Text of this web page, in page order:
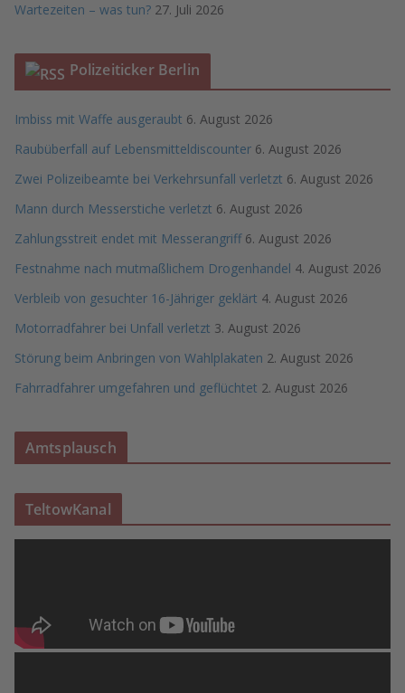
Wartezeiten – was tun? 27. Juli 2026
Polizeiticker Berlin
Imbiss mit Waffe ausgeraubt 6. August 2026
Raubüberfall auf Lebensmitteldiscounter 6. August 2026
Zwei Polizeibeamte bei Verkehrsunfall verletzt 6. August 2026
Mann durch Messerstiche verletzt 6. August 2026
Zahlungsstreit endet mit Messerangriff 6. August 2026
Festnahme nach mutmaßlichem Drogenhandel 4. August 2026
Verbleib von gesuchter 16-Jähriger geklärt 4. August 2026
Motorradfahrer bei Unfall verletzt 3. August 2026
Störung beim Anbringen von Wahlplakaten 2. August 2026
Fahrradfahrer umgefahren und geflüchtet 2. August 2026
Amtsplausch
TeltowKanal